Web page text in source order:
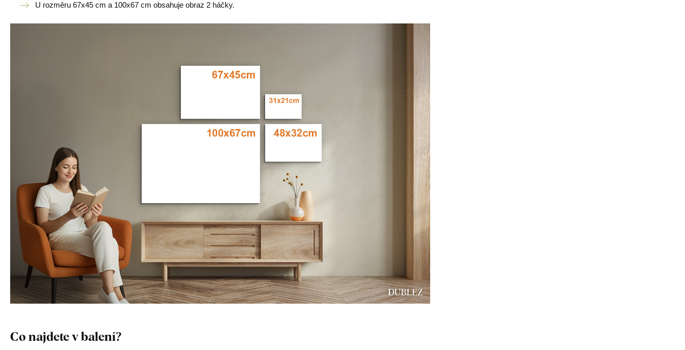
U rozměru 67x45 cm a 100x67 cm obsahuje obraz 2 háčky.
Co najdete v balení?